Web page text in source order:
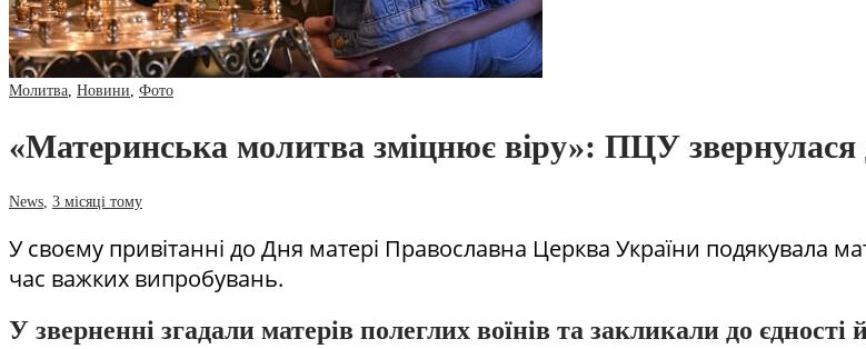
Молитва Новини Фото
«Материнська молитва зміцнює віру»: ПЦУ звернулася
News 3 місяці тому
У своєму привітанні до Дня матері Православна Церква України подякувала
час важких випробувань.
У зверненні згадали матерів полеглих воїнів та закликали до